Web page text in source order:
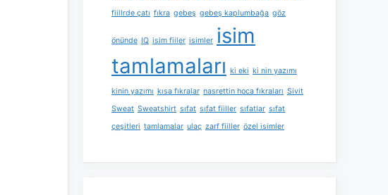
fiillrde çatı fıkra gebeş gebeş kaplumbağa göz
önünde IQ isim fiiler isimler isim
tamlamaları ki eki ki nin yazımı
kinin yazımı kısa fıkralar nasrettin hoca fıkraları Sivit
Sweat Sweatshirt sıfat sıfat fiiller sıfatlar sıfat
çeşitleri tamlamalar ulaç zarf fiiller özel isimler